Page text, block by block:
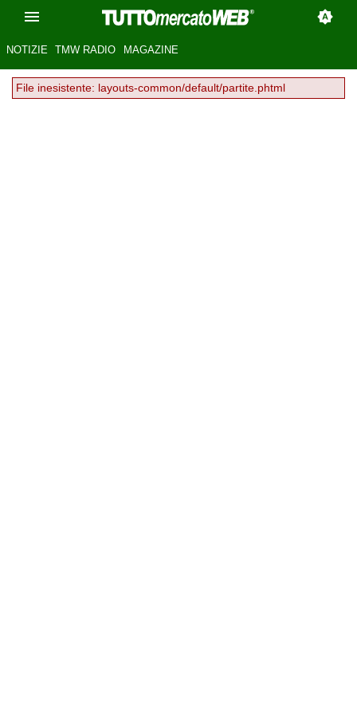
NOTIZIE TMW RADIO MAGAZINE
File inesistente: layouts-common/default/partite.phtml